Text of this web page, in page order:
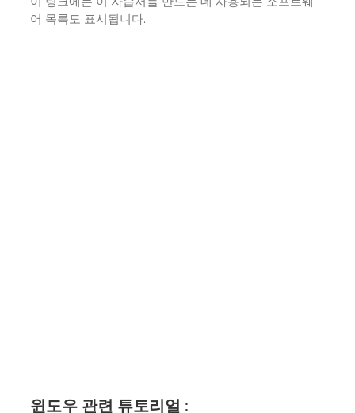
어 목록도 표시됩니다.
윈도우 관련 튜토리얼 :